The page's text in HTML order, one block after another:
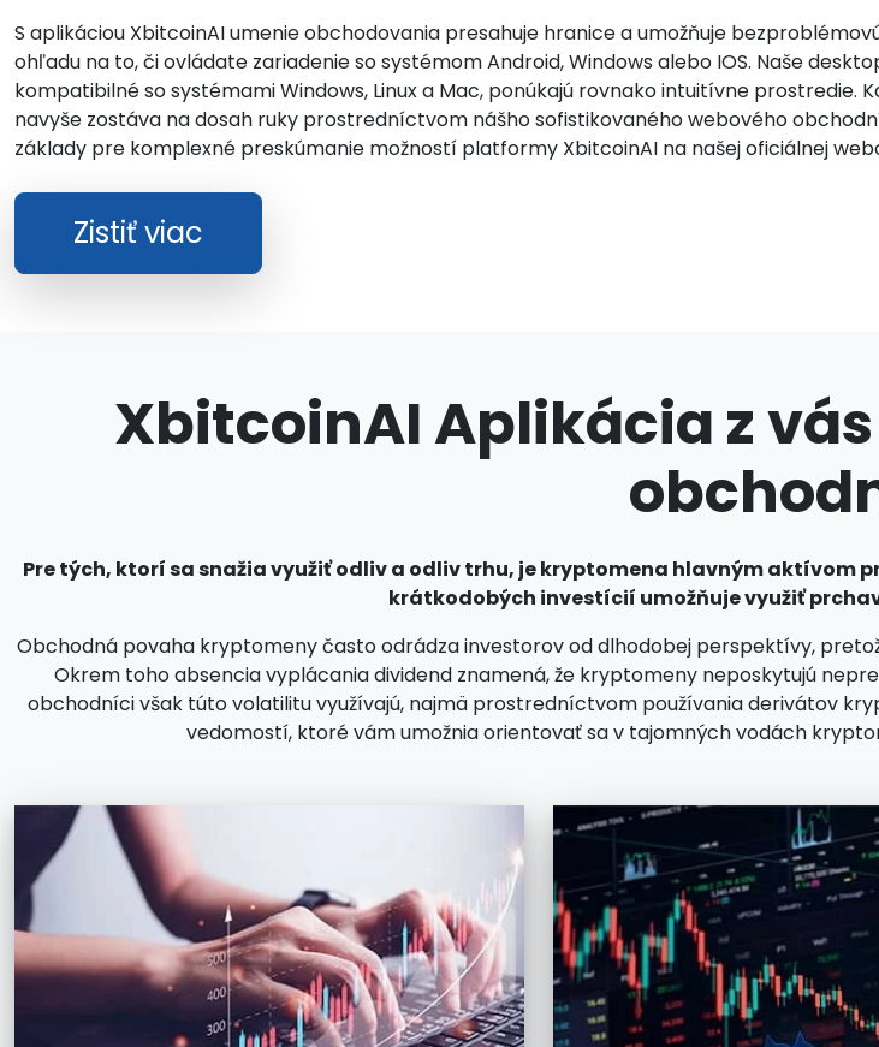
S aplikáciou XbitcoinAI umenie obchodovania presahuje hranice a umožňuje
ohľadu na to, či ovládate zariadenie so systémom Android, Windows alebo IOS. Naše
kompatibilné so systémami Windows, Linux a Mac, ponúkajú rovnako intuitívne prostredie.
navyše zostáva na dosah ruky prostredníctvom nášho sofistikovaného webového
základy pre komplexné preskúmanie možností platformy XbitcoinAI na našej oficiálnej
Zistiť viac
XbitcoinAI Aplikácia z
Pre tých, ktorí sa snažia využiť odliv a odliv trhu, je kryptomena hlavným aktívom
krátkodobých investícií umožňuje využiť
Obchodná povaha kryptomeny často odrádza investorov od dlhodobej perspektívy,
Okrem toho absencia vyplácania dividend znamená, že kryptomeny neposkytujú
obchodníci však túto volatilitu využívajú, najmä prostredníctvom používania derivátov
vedomostí, ktoré vám umožnia orientovať sa v tajomných vodách